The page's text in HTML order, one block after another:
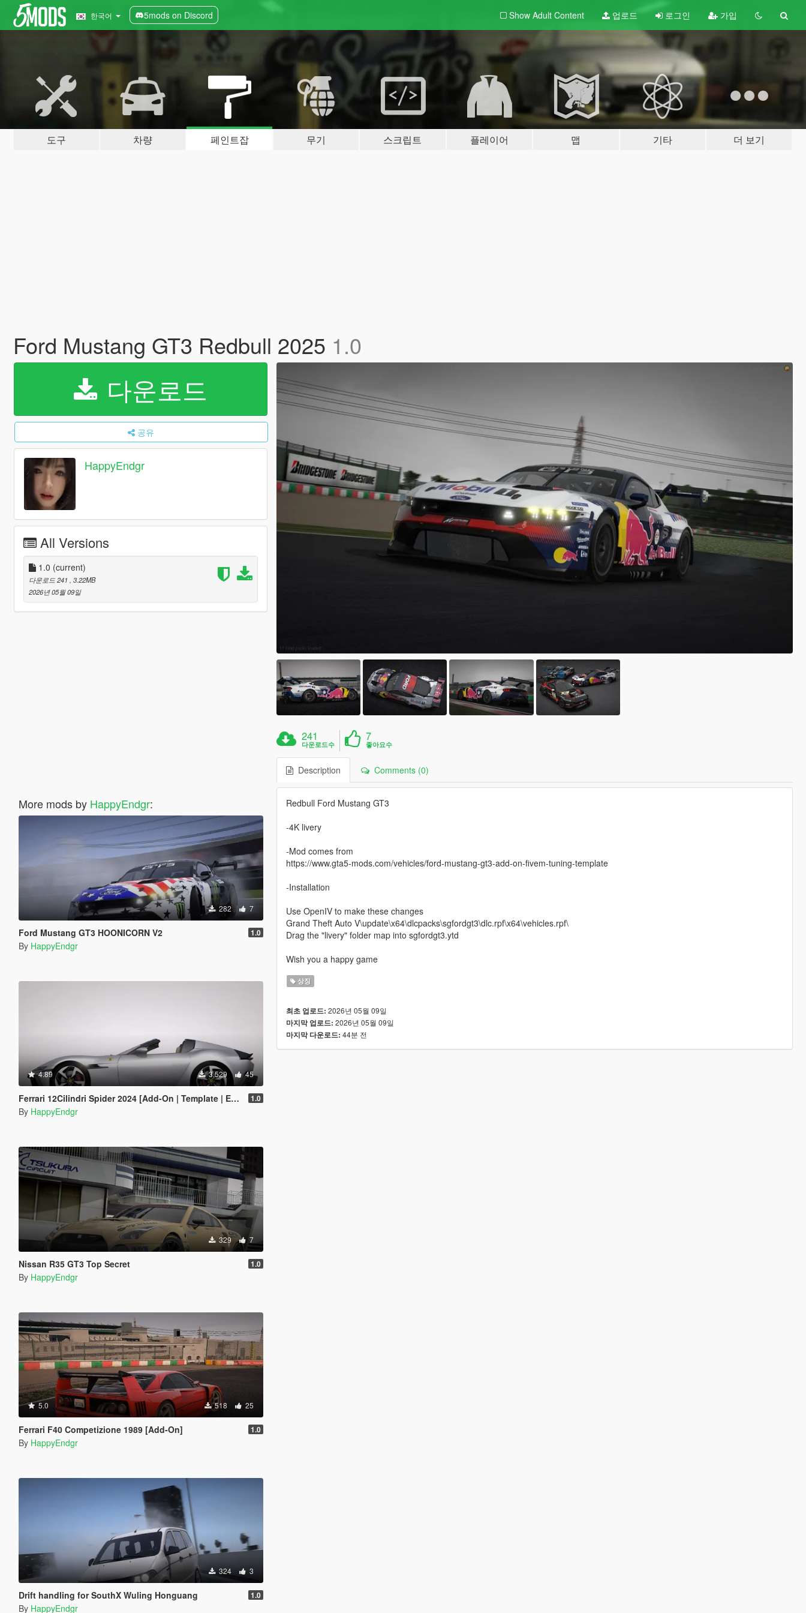
한국어 5mods on Discord Show Adult Content 업로드 로그인 가입
도구 차량 페인트잡 무기 스크립트 플레이어 맵 기타 더 보기
Ford Mustang GT3 Redbull 2025 1.0
다운로드
공유
HappyEndgr
All Versions
1.0 (current)
다운로드 241
, 3.22MB
2026년 05월 09일
More mods by HappyEndgr:
282 7
Ford Mustang GT3 HOONICORN V2 1.0
By HappyEndgr
4.89 3,529 45
Ferrari 12Cilindri Spider 2024 [Add-On | Template | Extras] 1.0
By HappyEndgr
329 7
Nissan R35 GT3 Top Secret 1.0
By HappyEndgr
5.0 518 25
Ferrari F40 Competizione 1989 [Add-On] 1.0
By HappyEndgr
324 3
Drift handling for SouthX Wuling Honguang 1.0
By HappyEndgr
241
다운로드수
7
좋아요수
Description Comments (0)
Redbull Ford Mustang GT3
-4K livery
-Mod comes from
https://www.gta5-mods.com/vehicles/ford-mustang-gt3-add-on-fivem-tuning-template
-Installation
Use OpenIV to make these changes
Grand Theft Auto V\update\x64\dlcpacks\sgfordgt3\dlc.rpf\x64\vehicles.rpf\
Drag the "livery" folder map into sgfordgt3.ytd
Wish you a happy game
상징
최초 업로드: 2026년 05월 09일
마지막 업로드: 2026년 05월 09일
마지막 다운로드: 44분 전